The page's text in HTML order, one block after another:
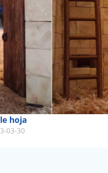
hoja
03-30